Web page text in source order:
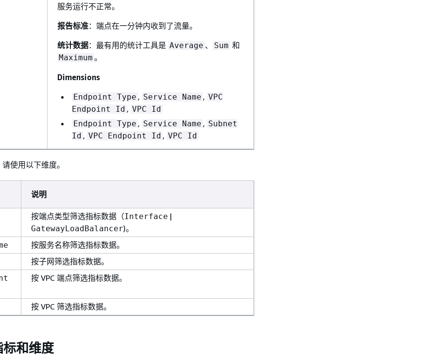
服务运行不正常。
报告标准：端点在一分钟内收到了流量。
统计数据：最有用的统计工具是 Average 、 Sum 和
Maximum 。
Dimensions
Endpoint Type , Service Name , VPC
Endpoint Id , VPC Id
Endpoint Type , Service Name , Subnet
Id , VPC Endpoint Id , VPC Id
使用以下维度。
说明
按端点类型筛选指标数据（Interface |
GatewayLoadBalancer)。
按服务名称筛选指标数据。
按子网筛选指标数据。
按 VPC 端点筛选指标数据。
按 VPC 筛选指标数据。
和维度